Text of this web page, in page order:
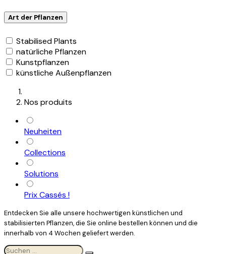
Art der Pflanzen
Stabilised Plants
natürliche Pflanzen
Kunstpflanzen
künstliche Außenpflanzen
Nos produits
Neuheiten
Collections
Solutions
Prix Cassés !
Entdecken Sie alle unsere hochwertigen künstlichen und
stabilisierten Pflanzen, die Sie online bestellen können und die
innerhalb von 4 Wochen geliefert werden.